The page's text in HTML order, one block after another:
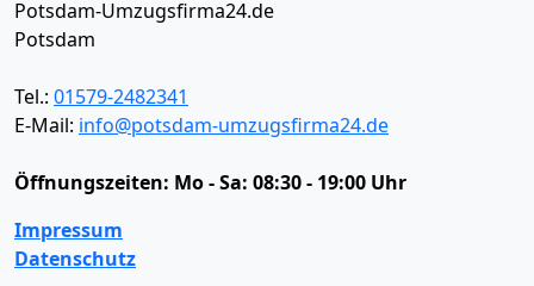
Potsdam-Umzugsfirma24.de
Potsdam
Tel.: 01579-2482341
E-Mail: info@potsdam-umzugsfirma24.de
Öffnungszeiten: Mo - Sa: 08:30 - 19:00 Uhr
Impressum
Datenschutz